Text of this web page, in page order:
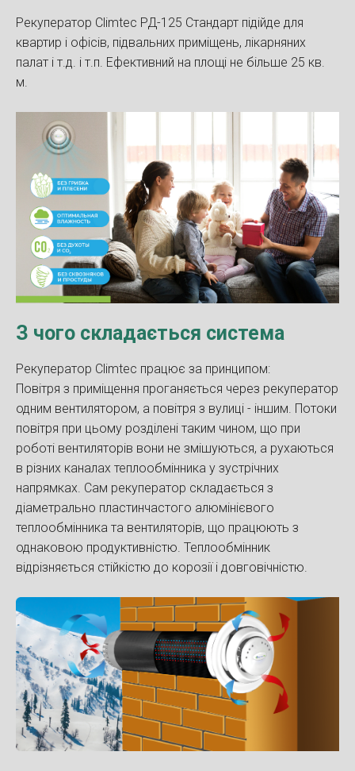
Рекуператор Climtec РД-125 Стандарт підійде для
квартир і офісів, підвальних приміщень, лікарняних
палат і т.д. і т.п. Ефективний на площі не більше 25 кв.
м.
З чого складається система
Рекуператор Climtec працює за принципом:
Повітря з приміщення проганяється через рекуператор
одним вентилятором, а повітря з вулиці - іншим. Потоки
повітря при цьому розділені таким чином, що при
роботі вентиляторів вони не змішуються, а рухаються
в різних каналах теплообмінника у зустрічних
напрямках. Сам рекуператор складається з
діаметрально пластинчастого алюмінієвого
теплообмінника та вентиляторів, що працюють з
однаковою продуктивністю. Теплообмінник
відрізняється стійкістю до корозії і довговічністю.